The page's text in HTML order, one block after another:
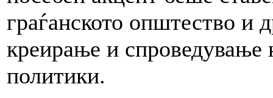
граѓанското општество и
креирање и спроведување
политики.